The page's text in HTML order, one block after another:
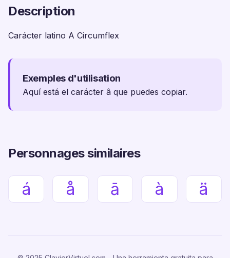
Description
Carácter latino A Circumflex
Exemples d'utilisation
Aquí está el carácter â que puedes copiar.
Personnages similaires
á å ā à ä